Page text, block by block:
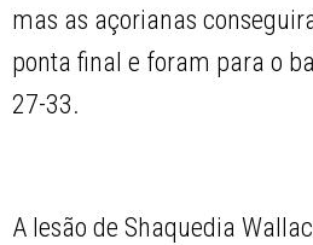
mas as açorianas
ponta final e foram para o
27-33.
A lesão de Shaquedia